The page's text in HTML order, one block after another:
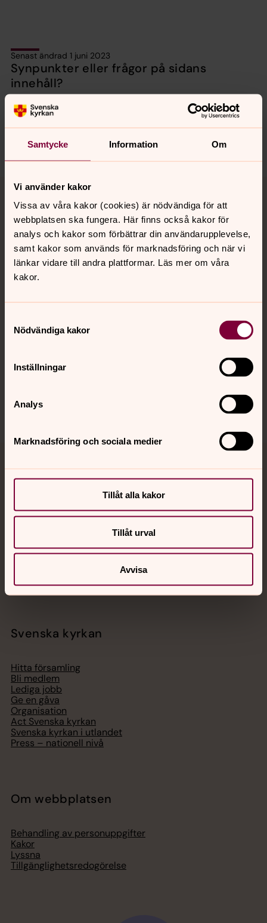
Samtycke Information Om
Vi använder kakor
Vissa av våra kakor (cookies) är nödvändiga för att
webbplatsen ska fungera. Här finns också kakor för
analys och kakor som förbättrar din användarupplevelse,
samt kakor som används för marknadsföring och när vi
länkar vidare till andra plattformar. Läs mer om våra
kakor.
Nödvändiga kakor
Inställningar
Analys
Marknadsföring och sociala medier
Tillåt alla kakor
Tillåt urval
Avvisa
Senast ändrad 1 juni 2023
Synpunkter eller frågor på sidans
innehåll?
nordanstigskustens.forsamling@svenskakyrkan.se
Tillbaka till toppen
Tillbaka till innehållet
Kontakt
Hitta snabbt
Sociala kanaler
Jourhavande präst
Akut samtals- och krisstöd. Prata eller chatta anonymt
med en präst på kvällar och nätter.
Chatt
Svenska kyrkan
Hitta församling
Bli medlem
Lediga jobb
Ge en gåva
Organisation
Act Svenska kyrkan
Svenska kyrkan i utlandet
Press – nationell nivå
Om webbplatsen
Behandling av personuppgifter
Kakor
Lyssna
Tillgänglighetsredogörelse